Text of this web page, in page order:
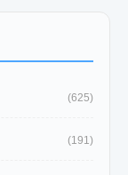
(625)
(191)